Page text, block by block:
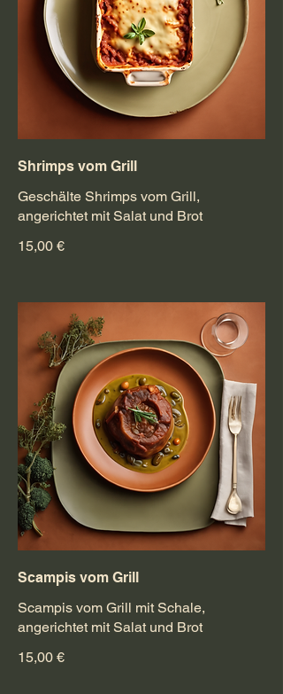
Shrimps vom Grill
Geschälte Shrimps vom Grill,
angerichtet mit Salat und Brot
15,00 €
Scampis vom Grill
Scampis vom Grill mit Schale,
angerichtet mit Salat und Brot
15,00 €